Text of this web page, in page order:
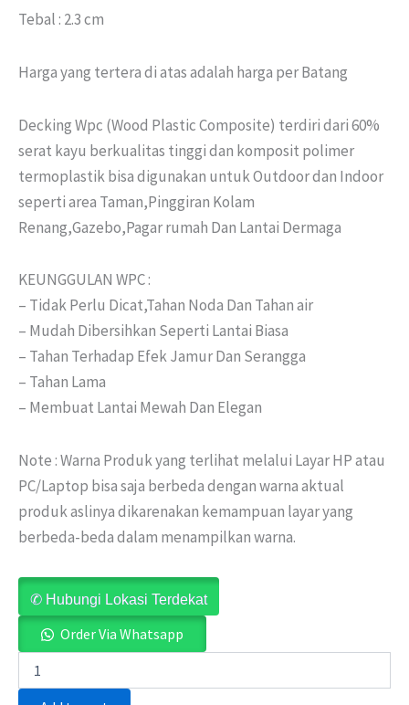
Tebal : 2.3 cm
Harga yang tertera di atas adalah harga per Batang
Decking Wpc (Wood Plastic Composite) terdiri dari 60%
serat kayu berkualitas tinggi dan komposit polimer
termoplastik bisa digunakan untuk Outdoor dan Indoor
seperti area Taman,Pinggiran Kolam
Renang,Gazebo,Pagar rumah Dan Lantai Dermaga
KEUNGGULAN WPC :
– Tidak Perlu Dicat,Tahan Noda Dan Tahan air
– Mudah Dibersihkan Seperti Lantai Biasa
– Tahan Terhadap Efek Jamur Dan Serangga
– Tahan Lama
– Membuat Lantai Mewah Dan Elegan
Note : Warna Produk yang terlihat melalui Layar HP atau
PC/Laptop bisa saja berbeda dengan warna aktual
produk aslinya dikarenakan kemampuan layar yang
berbeda-beda dalam menampilkan warna.
✆ Hubungi Lokasi Terdekat
Order Via Whatsapp